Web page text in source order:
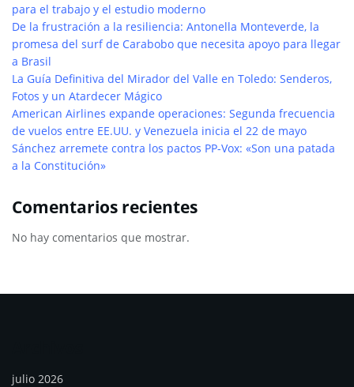
para el trabajo y el estudio moderno
De la frustración a la resiliencia: Antonella Monteverde, la
promesa del surf de Carabobo que necesita apoyo para llegar
a Brasil
La Guía Definitiva del Mirador del Valle en Toledo: Senderos,
Fotos y un Atardecer Mágico
American Airlines expande operaciones: Segunda frecuencia
de vuelos entre EE.UU. y Venezuela inicia el 22 de mayo
Sánchez arremete contra los pactos PP-Vox: «Son una patada
a la Constitución»
Comentarios recientes
No hay comentarios que mostrar.
julio 2026